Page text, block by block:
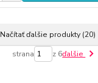
Načítať ďalšie produkty (20)
strana z 6ďalšie